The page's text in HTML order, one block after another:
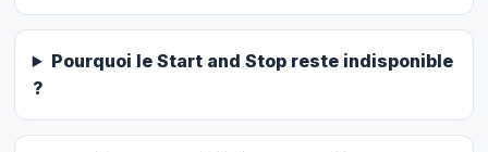
Pourquoi le Start and Stop reste indisponible
?